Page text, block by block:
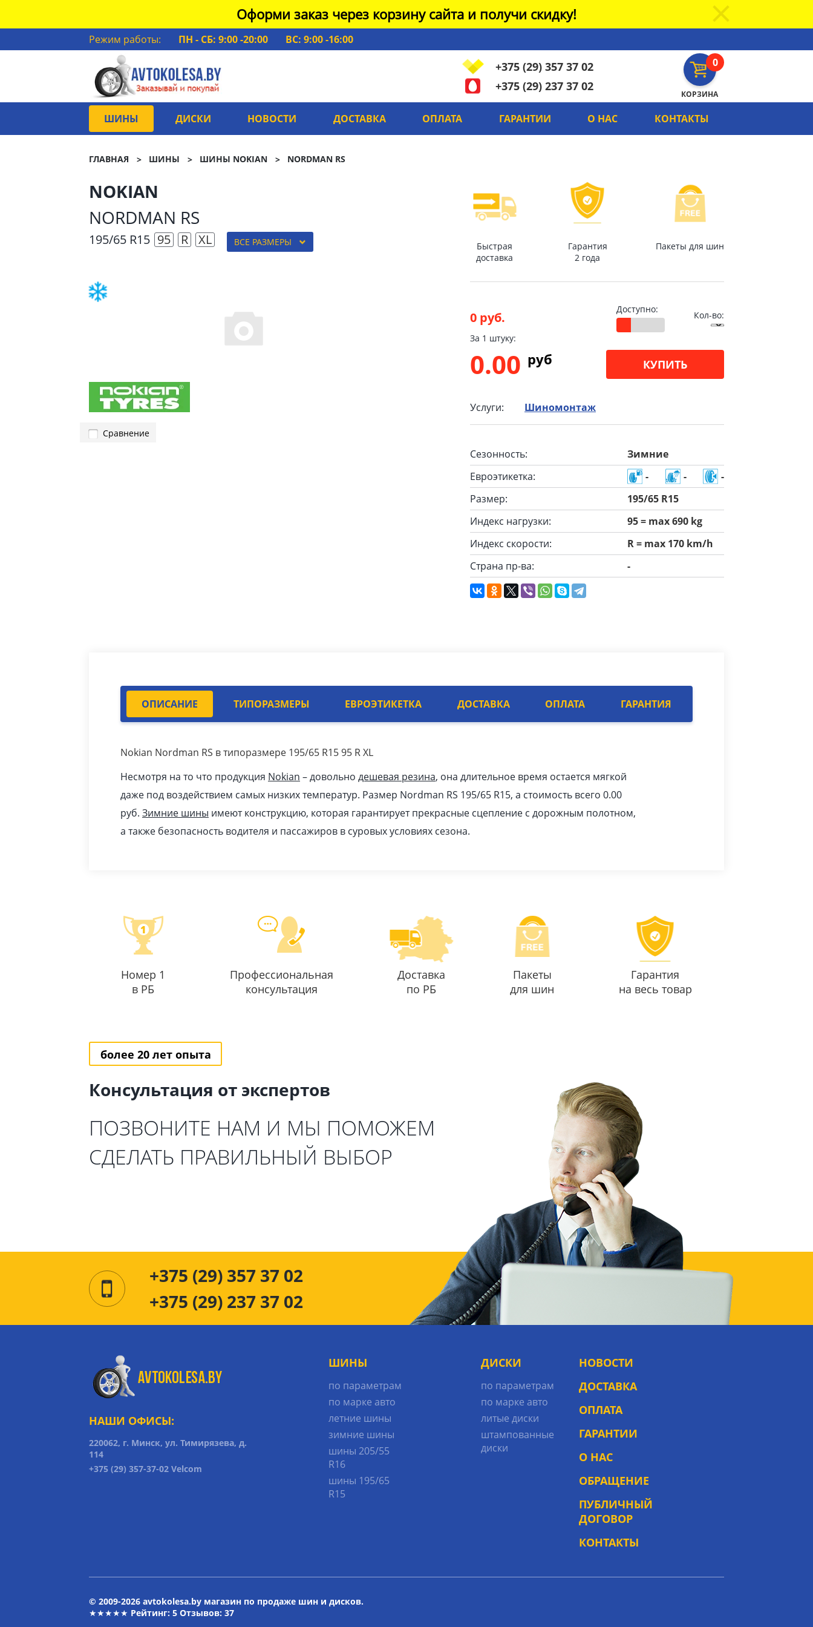
Оформи заказ через корзину сайта и получи скидку!
Режим работы: ПН - СБ: 9:00 -20:00
ВС: 9:00 -16:00
0
КОРЗИНА
+375 (29) 357 37 02
+375 (29) 237 37 02
ШИНЫ ДИСКИ НОВОСТИ ДОСТАВКА ОПЛАТА ГАРАНТИИ О НАС КОНТАКТЫ
ГЛАВНАЯ ШИНЫ ШИНЫ NOKIAN NORDMAN RS
NOKIAN
NORDMAN RS
195/65 R15 95 R XL ВСЕ РАЗМЕРЫ
Сравнение
Быстрая
доставка
Гарантия
2 года
Пакеты для шин
0 руб.
Доступно:
Кол-во:
За 1 штуку:
0.00 pуб КУПИТЬ
Услуги: Шиномонтаж
Сезонность:
Зимние
Евроэтикетка:
- -
-
Размер:
195/65 R15
Индекс нагрузки:
95 = max 690 kg
Индекс скорости:
R = max 170 km/h
Страна пр-ва:
-
ОПИСАНИЕ ТИПОРАЗМЕРЫ ЕВРОЭТИКЕТКА ДОСТАВКА ОПЛАТА ГАРАНТИЯ
Nokian Nordman RS в типоразмере 195/65 R15 95 R XL
Несмотря на то что продукция Nokian – довольно дешевая резина, она длительное время остается мягкой
даже под воздействием самых низких температур. Размер Nordman RS 195/65 R15, а стоимость всего 0.00
pуб. Зимние шины имеют конструкцию, которая гарантирует прекрасные сцепление с дорожным полотном,
а также безопасность водителя и пассажиров в суровых условиях сезона.
Номер 1
в РБ
Профессиональная
консультация
Доставка
по РБ
Пакеты
для шин
Гарантия
на весь товар
более 20 лет опыта
Консультация от экспертов
ПОЗВОНИТЕ НАМ И МЫ ПОМОЖЕМ
СДЕЛАТЬ ПРАВИЛЬНЫЙ ВЫБОР
+375 (29) 357 37 02
+375 (29) 237 37 02
НАШИ ОФИСЫ:
220062, г. Минск, ул. Тимирязева, д.
114
+375 (29) 357-37-02 Velcom
ШИНЫ
по параметрам
по марке авто
летние шины
зимние шины
шины 205/55
R16
шины 195/65
R15
ДИСКИ
по параметрам
по марке авто
литые диски
штампованные
диски
НОВОСТИ
ДОСТАВКА
ОПЛАТА
ГАРАНТИИ
О НАС
ОБРАЩЕНИЕ
ПУБЛИЧНЫЙ
ДОГОВОР
КОНТАКТЫ
© 2009-2026 avtokolesa.by магазин по продаже шин и дисков.
★★★★★ Рейтинг: 5 Отзывов: 37